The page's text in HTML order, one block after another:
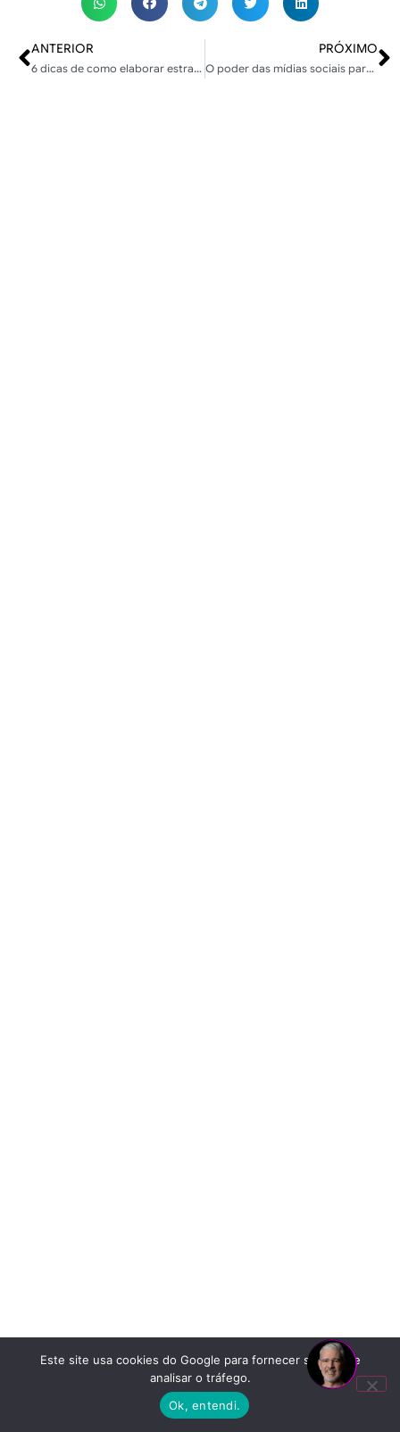
ANTERIOR
6 dicas de como elaborar estratégias de marketing para seu produto online
PRÓXIMO
O poder das mídias sociais para a valorização de produtos
Este site usa cookies do Google para fornecer serviços e
analisar o tráfego.
Ok, entendi.